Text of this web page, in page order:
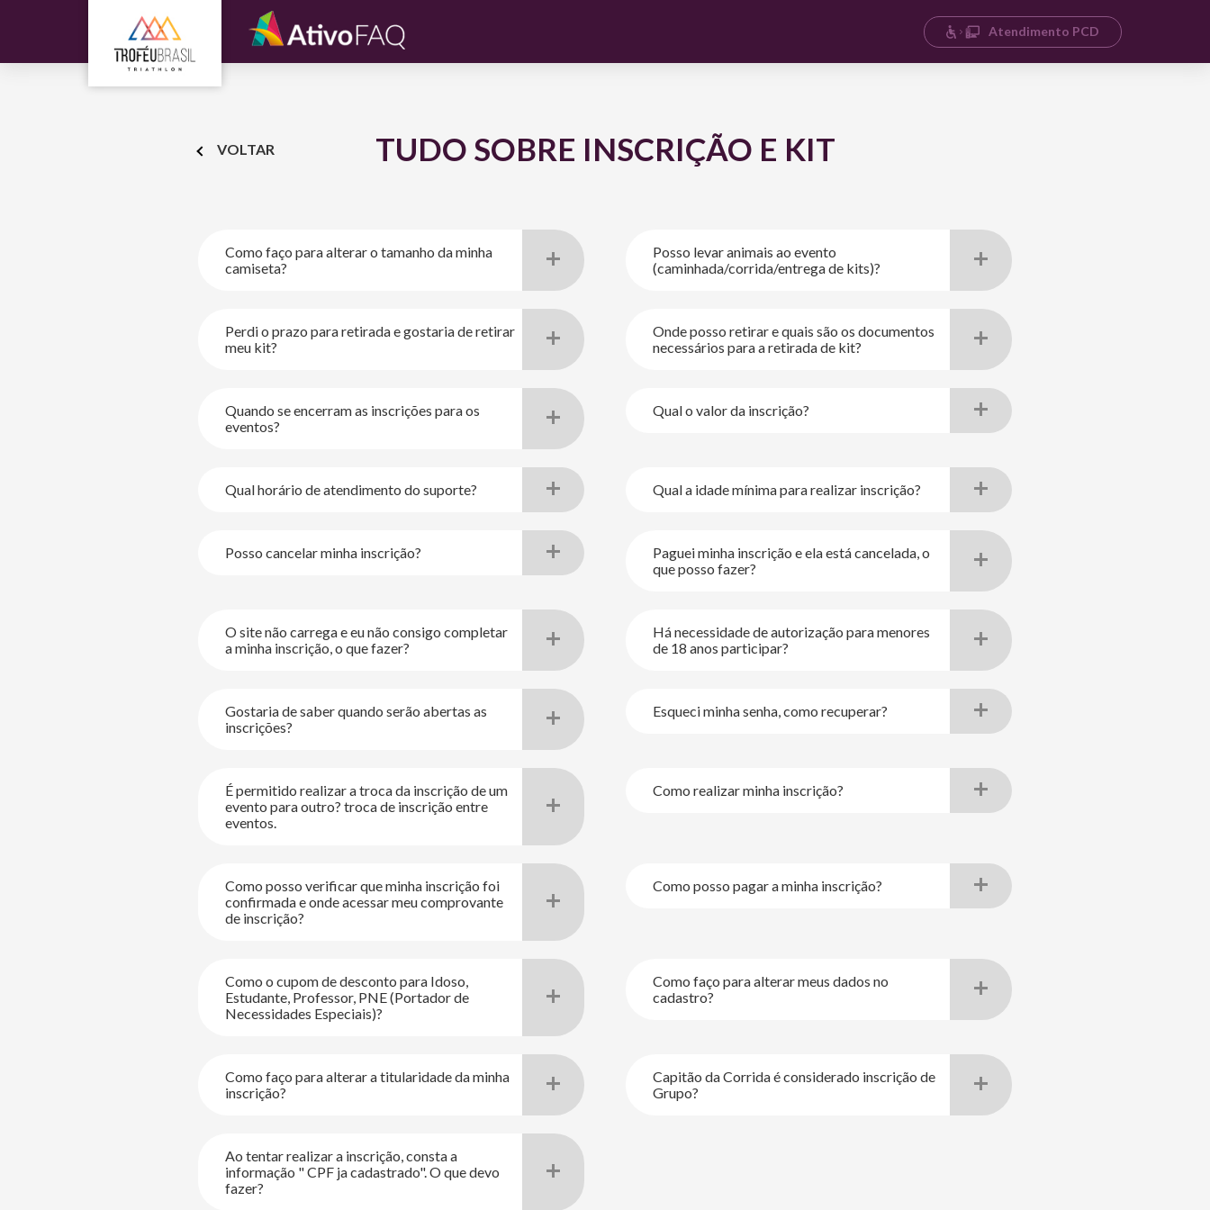
Atendimento PCD
VOLTAR TUDO SOBRE INSCRIÇÃO E KIT
Como faço para alterar o tamanho da minha
camiseta?
https://wa.me/+5511935851190
Posso levar animais ao evento
(caminhada/corrida/entrega de kits)?
Perdi o prazo para retirada e gostaria de retirar
meu kit?
Onde posso retirar e quais são os documentos
necessários para a retirada de kit?
Quando se encerram as inscrições para os
eventos?
Qual o valor da inscrição?
Qual horário de atendimento do suporte? Qual a idade mínima para realizar inscrição?
Posso cancelar minha inscrição?
Paguei minha inscrição e ela está cancelada, o
que posso fazer?
O site não carrega e eu não consigo completar
a minha inscrição, o que fazer?
https://wa.me/+5511935851190
Há necessidade de autorização para menores
de 18 anos participar?
Gostaria de saber quando serão abertas as
inscrições?
Esqueci minha senha, como recuperar?
É permitido realizar a troca da inscrição de um
evento para outro? troca de inscrição entre
eventos.
Como realizar minha inscrição?
Como posso verificar que minha inscrição foi
confirmada e onde acessar meu comprovante
de inscrição?
Como posso pagar a minha inscrição?
Como o cupom de desconto para Idoso,
Estudante, Professor, PNE (Portador de
Necessidades Especiais)?
Como faço para alterar meus dados no
cadastro?
Como faço para alterar a titularidade da minha
inscrição?
Capitão da Corrida é considerado inscrição de
Grupo?
Ao tentar realizar a inscrição, consta a
informação " CPF ja cadastrado". O que devo
fazer?